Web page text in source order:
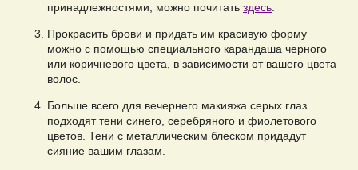
принадлежностями, можно почитать здесь
Прокрасить брови и придать им красивую форму
можно с помощью специального карандаша черного
или коричневого цвета, в зависимости от вашего цвета
волос.
Больше всего для вечернего макияжа серых глаз
подходят тени синего, серебряного и фиолетового
цветов. Тени с металлическим блеском придадут
сияние вашим глазам.